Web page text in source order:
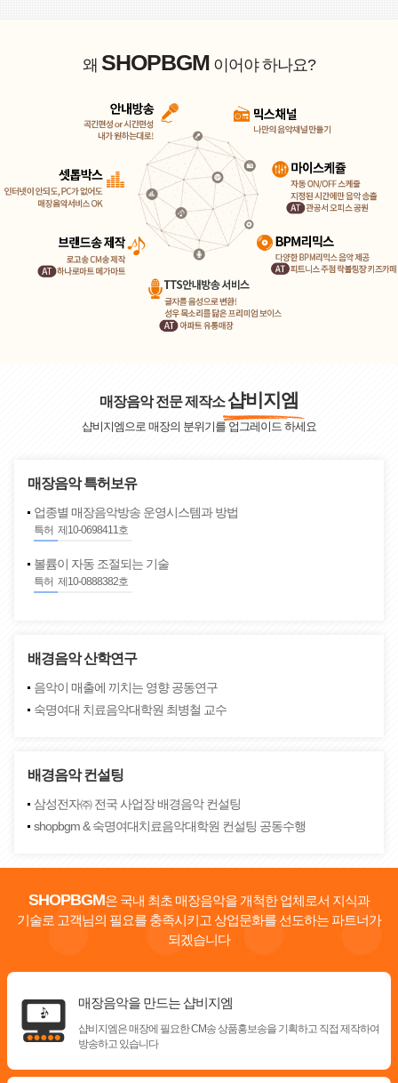
왜 SHOPBGM 이어야 하나요?
매장음악 전문 제작소샵비지엠
샵비지엠으로 매장의 분위기를 업그레이드 하세요
매장음악 특허보유
업종별 매장음악방송 운영시스템과 방법
특허 제10-0698411호
볼륨이 자동 조절되는 기술
특허 제10-0888382호
배경음악 산학연구
음악이 매출에 끼치는 영향 공동연구
숙명여대 치료음악대학원 최병철 교수
배경음악 컨설팅
삼성전자㈜ 전국 사업장 배경음악 컨설팅
shopbgm & 숙명여대치료음악대학원 컨설팅 공동수행
SHOPBGM은 국내 최초 매장음악을 개척한 업체로서 지식과
기술로 고객님의 필요를 충족시키고 상업문화를 선도하는 파트너가
되겠습니다
매장음악을 만드는 샵비지엠
샵비지엠은 매장에 필요한 CM송 상품홍보송을 기획하고 직접 제작하여
방송하고 있습니다